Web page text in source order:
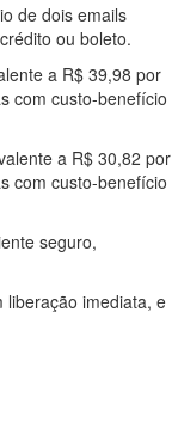
de dois emails
ou boleto.
a R$ 39,98 por
com custo-benefício
a R$ 30,82 por
com custo-benefício
seguro,
liberação imediata, e